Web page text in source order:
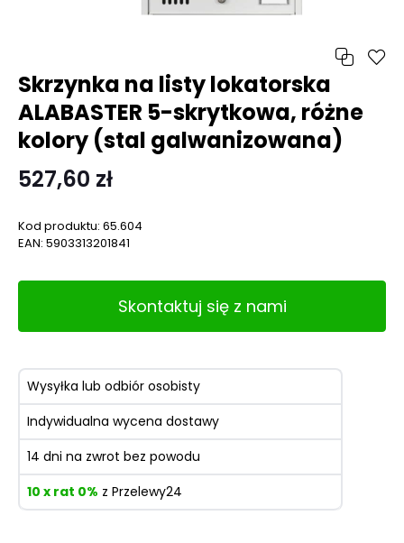
Skrzynka na listy lokatorska
ALABASTER 5-skrytkowa, różne
kolory (stal galwanizowana)
527,60 zł
Kod produktu: 65.604
EAN: 5903313201841
Skontaktuj się z nami
Wysyłka lub odbiór osobisty
Indywidualna wycena dostawy
14 dni na zwrot bez powodu
10 x rat 0% z Przelewy24